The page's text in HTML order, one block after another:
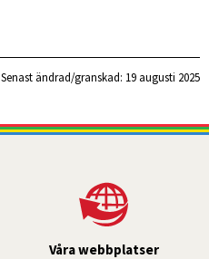
Senast ändrad/granskad: 19 augusti 2025
Våra webbplatser